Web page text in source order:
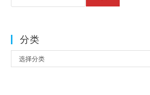
分类
类
选择分类